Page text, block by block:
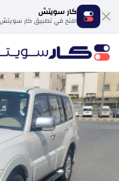
كار سويتش
افتح في تطبيق كار سويتش